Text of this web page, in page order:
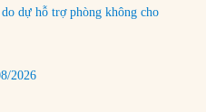
dự hỗ trợ phòng không cho
2026